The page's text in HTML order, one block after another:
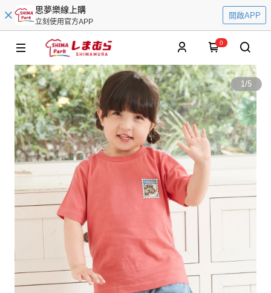
思夢樂線上購
立刻使用官方APP
開啟APP
0
1/5